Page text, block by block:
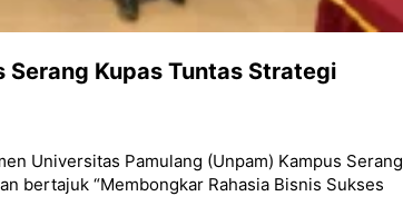
Serang Kupas Tuntas Strategi
Universitas Pamulang (Unpam) Kampus Serang
bertajuk “Membongkar Rahasia Bisnis Sukses